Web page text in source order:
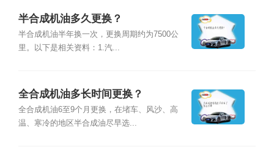
半合成机油多久更换？
半合成机油半年换一次，更换周期约为7500公
里。以下是相关资料：1.汽...
全合成机油多长时间更换？
全合成机油6至9个月更换，在堵车、风沙、高
温、寒冷的地区半合成油尽早选...